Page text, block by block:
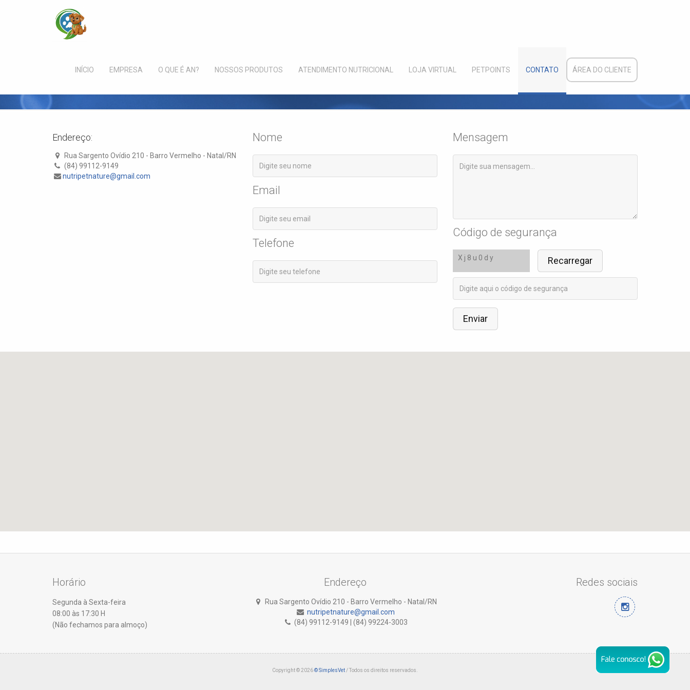
INÍCIO EMPRESA O QUE É AN? NOSSOS PRODUTOS ATENDIMENTO NUTRICIONAL LOJA VIRTUAL PETPOINTS CONTATO ÁREA DO CLIENTE
Contato
Endereço:
Rua Sargento Ovídio 210 - Barro Vermelho - Natal/RN
(84) 99112-9149
nutripetnature@gmail.com
Nome
Email
Telefone
Mensagem
Código de segurança
X j 8 u 0 d y Recarregar
Enviar
Horário
Segunda à Sexta-feira
08:00 às 17:30 H
(Não fechamos para almoço)
Endereço
Rua Sargento Ovídio 210 - Barro Vermelho - Natal/RN
nutripetnature@gmail.com
(84) 99112-9149 | (84) 99224-3003
Redes sociais
Copyright © 2026© SimplesVet / Todos os direitos reservados.